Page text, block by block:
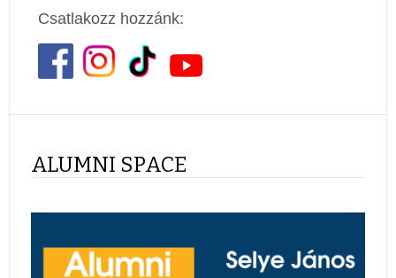
Csatlakozz hozzánk:
ALUMNI SPACE